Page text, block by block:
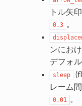
トル矢
0.3 。
ンにお
デフォ
sleep
レーム
0.01 。